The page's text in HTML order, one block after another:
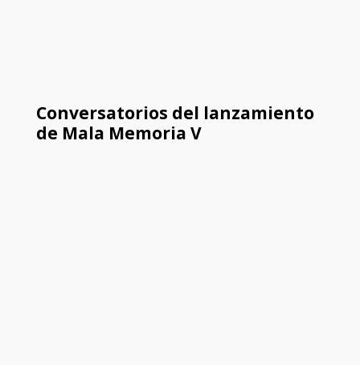
Conversatorios del lanzamiento
de Mala Memoria V